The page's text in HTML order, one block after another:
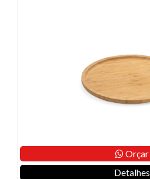
Orçar
Detalhes